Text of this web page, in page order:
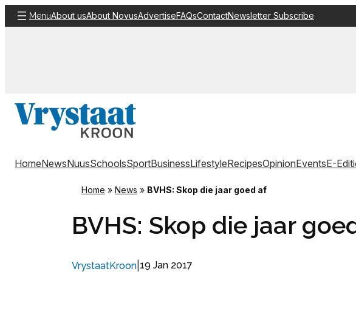
Skip
to
MenuAbout usAbout NovusAdvertiseFAQsContactNewsletter Subscribe
HomeNewsNuusSchoolsSportBusinessLifestyleRecipesOpinionEventsE-
Home » News » BVHS: Skop die jaar goed af
BVHS: Skop die jaar
VrystaatKroon 19 Jan 2017